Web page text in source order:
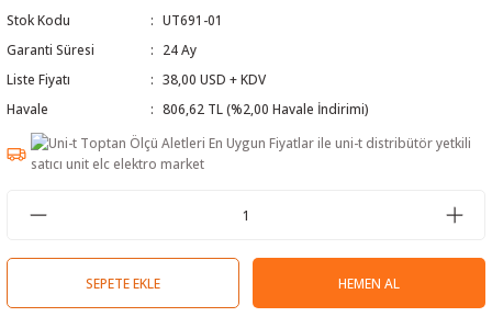
Cihazı
ve Kablo Bulucular
Cihazları
Stok Kodu
UT691-01
Garanti Süresi
24 Ay
Liste Fiyatı
38,00 USD + KDV
Havale
806,62 TL (%2,00 Havale İndirimi)
SEPETE EKLE HEMEN AL